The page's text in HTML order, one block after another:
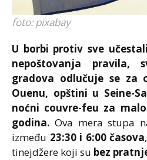
foto: pixabay
U borbi protiv sve
nepoštovanja pravila,
gradova odlučuje se za
Ouenu, opštini u Seine-
noćni couvre-feu za
godina. Ova mera stupa
između 23:30 i 6:00 časova
tinejdžere koji su bez